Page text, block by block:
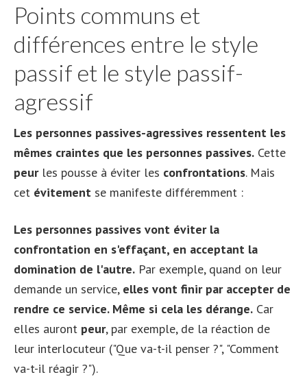
Points communs et
différences entre le style
passif et le style passif-
agressif
Les personnes passives-agressives ressentent les
mêmes craintes que les personnes passives. Cette
peurles pousse à éviter les confrontations. Mais
cet évitement se manifeste différemment :
Les personnes passives vont éviter la
confrontation en s'effaçant, en acceptant la
domination de l'autre. Par exemple, quand on leur
demande un service, elles vont finir par accepter de
rendre ce service. Même si cela les dérange. Car
elles auront peur, par exemple, de la réaction de
leur interlocuteur ("Que va-t-il penser ?", "Comment
va-t-il réagir ?").